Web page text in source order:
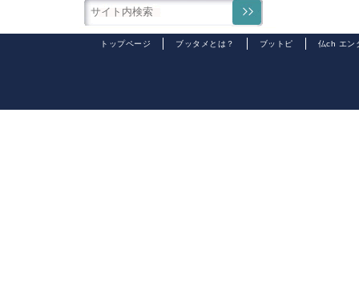
トップページ ブッタメとは？ ブットピ 仏ch エン